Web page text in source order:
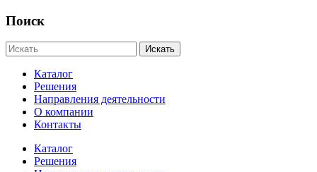
Поиск
Искать
Каталог
Решения
Направления деятельности
О компании
Контакты
Каталог
Решения